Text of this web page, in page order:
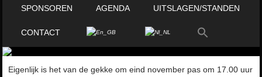
SPONSOREN AGENDA UITSLAGEN/STANDEN
CONTACT
Eigenlijk is het van de gekke om eind november pas om 17.00 uur